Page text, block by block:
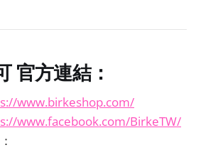
官方連結：
www.birkeshop.com/
www.facebook.com/BirkeTW/